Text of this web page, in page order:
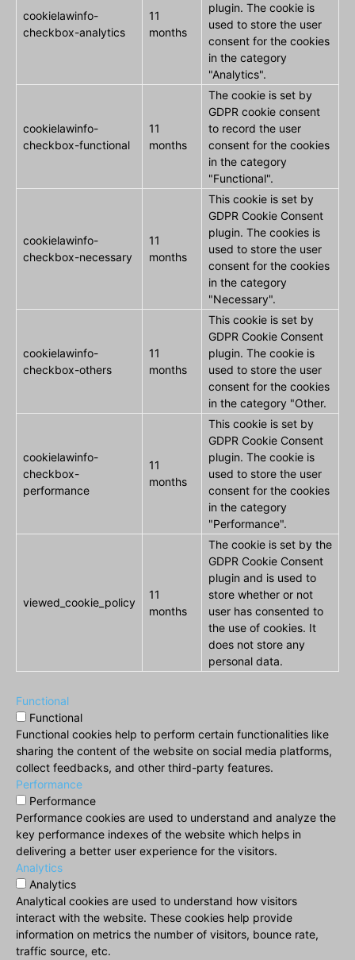
cookielawinfo-
checkbox-analytics
11
months
plugin. The cookie is
used to store the user
consent for the cookies
in the category
"Analytics".
cookielawinfo-
checkbox-functional
11
months
The cookie is set by
GDPR cookie consent
to record the user
consent for the cookies
in the category
"Functional".
cookielawinfo-
checkbox-necessary
11
months
This cookie is set by
GDPR Cookie Consent
plugin. The cookies is
used to store the user
consent for the cookies
in the category
"Necessary".
cookielawinfo-
checkbox-others
11
months
This cookie is set by
GDPR Cookie Consent
plugin. The cookie is
used to store the user
consent for the cookies
in the category "Other.
cookielawinfo-
checkbox-
performance
11
months
This cookie is set by
GDPR Cookie Consent
plugin. The cookie is
used to store the user
consent for the cookies
in the category
"Performance".
viewed_cookie_policy
11
months
The cookie is set by the
GDPR Cookie Consent
plugin and is used to
store whether or not
user has consented to
the use of cookies. It
does not store any
personal data.
Functional
Functional
Functional cookies help to perform certain functionalities like
sharing the content of the website on social media platforms,
collect feedbacks, and other third-party features.
Performance
Performance
Performance cookies are used to understand and analyze the
key performance indexes of the website which helps in
delivering a better user experience for the visitors.
Analytics
Analytics
Analytical cookies are used to understand how visitors
interact with the website. These cookies help provide
information on metrics the number of visitors, bounce rate,
traffic source, etc.